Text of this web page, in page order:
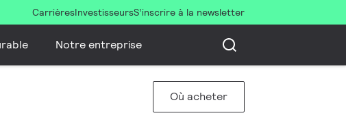
CarrièresInvestisseursS’inscrire à la newsletter
Notre entreprise
Où acheter